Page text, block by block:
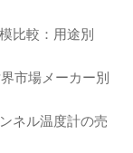
比較：用途別
市場メーカー別
ネル温度計の売